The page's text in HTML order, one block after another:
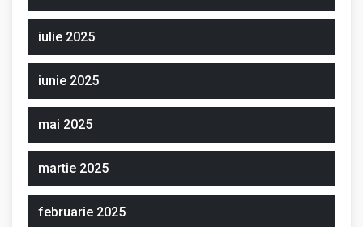
iulie 2025
iunie 2025
mai 2025
martie 2025
februarie 2025